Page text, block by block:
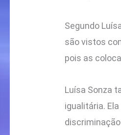
Segundo
são vistos
pois as
Luísa Sonza
igualitária.